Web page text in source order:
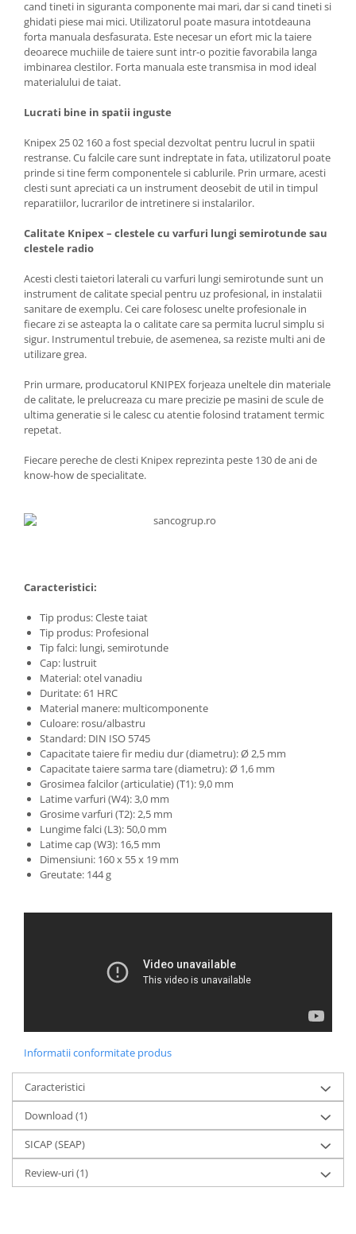
cand tineti in siguranta componente mai mari, dar si cand tineti si
ghidati piese mai mici. Utilizatorul poate masura intotdeauna
forta manuala desfasurata. Este necesar un efort mic la taiere
deoarece muchiile de taiere sunt intr-o pozitie favorabila langa
imbinarea clestilor. Forta manuala este transmisa in mod ideal
materialului de taiat.
Lucrati bine in spatii inguste
Knipex 25 02 160 a fost special dezvoltat pentru lucrul in spatii
restranse. Cu falcile care sunt indreptate in fata, utilizatorul poate
prinde si tine ferm componentele si cablurile. Prin urmare, acesti
clesti sunt apreciati ca un instrument deosebit de util in timpul
reparatiilor, lucrarilor de intretinere si instalarilor.
Calitate Knipex – clestele cu varfuri lungi semirotunde sau
clestele radio
Acesti clesti taietori laterali cu varfuri lungi semirotunde sunt un
instrument de calitate special pentru uz profesional, in instalatii
sanitare de exemplu. Cei care folosesc unelte profesionale in
fiecare zi se asteapta la o calitate care sa permita lucrul simplu si
sigur. Instrumentul trebuie, de asemenea, sa reziste multi ani de
utilizare grea.
Prin urmare, producatorul KNIPEX forjeaza uneltele din materiale
de calitate, le prelucreaza cu mare precizie pe masini de scule de
ultima generatie si le calesc cu atentie folosind tratament termic
repetat.
Fiecare pereche de clesti Knipex reprezinta peste 130 de ani de
know-how de specialitate.
Caracteristici:
Tip produs: Cleste taiat
Tip produs: Profesional
Tip falci: lungi, semirotunde
Cap: lustruit
Material: otel vanadiu
Duritate: 61 HRC
Material manere: multicomponente
Culoare: rosu/albastru
Standard: DIN ISO 5745
Capacitate taiere fir mediu dur (diametru): Ø 2,5 mm
Capacitate taiere sarma tare (diametru): Ø 1,6 mm
Grosimea falcilor (articulatie) (T1): 9,0 mm
Latime varfuri (W4): 3,0 mm
Grosime varfuri (T2): 2,5 mm
Lungime falci (L3): 50,0 mm
Latime cap (W3): 16,5 mm
Dimensiuni: 160 x 55 x 19 mm
Greutate: 144 g
Informatii conformitate produs
Caracteristici
Download (1)
SICAP (SEAP)
Review-uri(1)